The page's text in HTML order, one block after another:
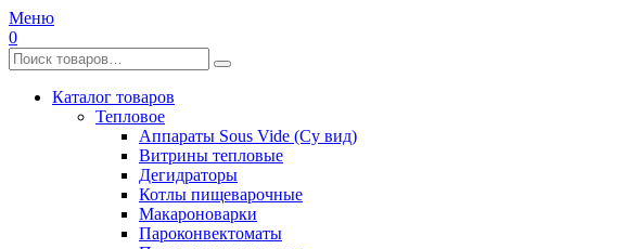
Меню
0
Каталог товаров
Тепловое
Аппараты Sous Vide (Су вид)
Витрины тепловые
Дегидраторы
Котлы пищеварочные
Макароноварки
Пароконвектоматы